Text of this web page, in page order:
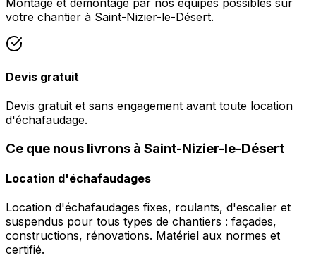
votre chantier à Saint-Nizier-le-Désert.
Devis gratuit
Devis gratuit et sans engagement avant toute location
d'échafaudage.
Ce que nous livrons à Saint-Nizier-le-Désert
Location d'échafaudages
Location d'échafaudages fixes, roulants, d'escalier et
suspendus pour tous types de chantiers : façades,
constructions, rénovations. Matériel aux normes et
certifié.